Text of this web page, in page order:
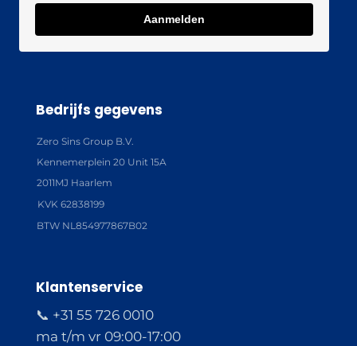
Aanmelden
Bedrijfs gegevens
Zero Sins Group B.V.
Kennemerplein 20 Unit 15A
2011MJ Haarlem
KVK 62838199
BTW NL854977867B02
Klantenservice
📞 +31 55 726 0010
ma t/m vr 09:00-17:00